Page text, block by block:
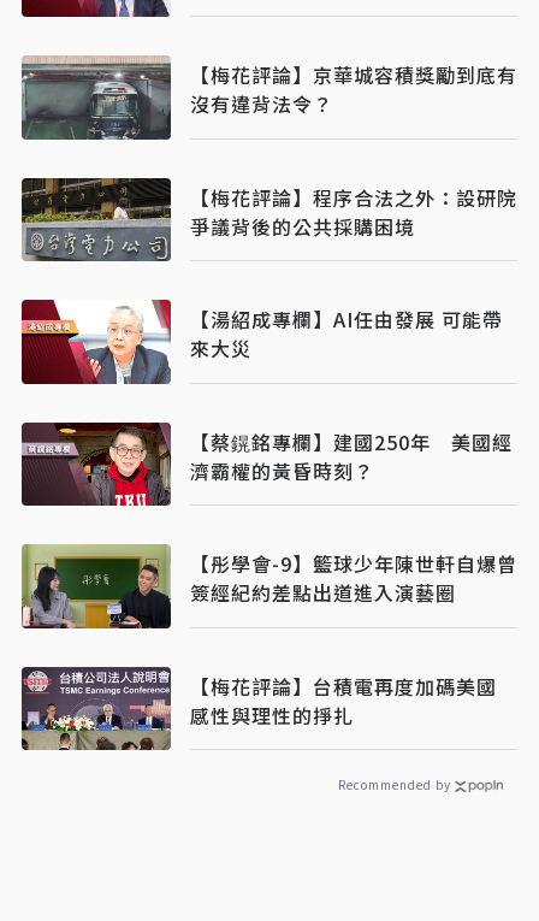
【梅花評論】京華城容積獎勵到底有
沒有違背法令？
【梅花評論】程序合法之外：設研院
爭議背後的公共採購困境
【湯紹成專欄】AI任由發展 可能帶
來大災
【蔡鎤銘專欄】建國250年 美國經
濟霸權的黃昏時刻？
【彤學會-9】籃球少年陳世軒自爆曾
簽經紀約差點出道進入演藝圈
【梅花評論】台積電再度加碼美國
感性與理性的掙扎
Recommended by